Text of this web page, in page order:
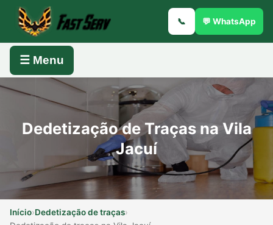
📞 💬 WhatsApp
☰ Menu
Dedetização de Traças na Vila
Jacuí
Início›Dedetização de traças›